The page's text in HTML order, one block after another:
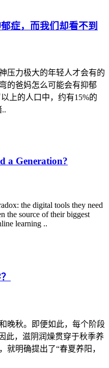
症，而我们却看不到
压力极大的年轻人才会有的
的爸妈怎么可能会有抑郁
上的人口中，约有15%的
a Generation?
the digital tools they need
the source of their biggest
learning ..
晚秋。即便如此，每个阶段
此，滋阴润燥贯穿于秋季养
就明确提出了“春夏养阳，